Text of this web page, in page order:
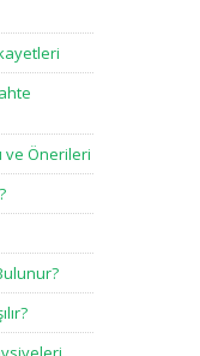
ve Önerileri